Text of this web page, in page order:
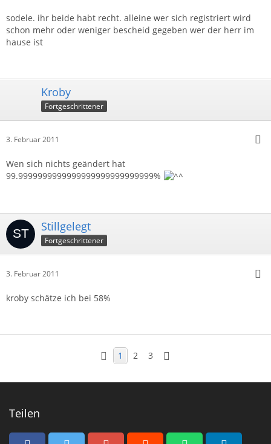
sodele. ihr beide habt recht. alleine wer sich registriert wird
schon mehr oder weniger bescheid gegeben wer der herr im
hause ist
Kroby
Fortgeschrittener
3. Februar 2011
Wen sich nichts geändert hat
99.9999999999999999999999999999%
Stillgelegt
Fortgeschrittener
3. Februar 2011
kroby schätze ich bei 58%
1 2 3
Teilen